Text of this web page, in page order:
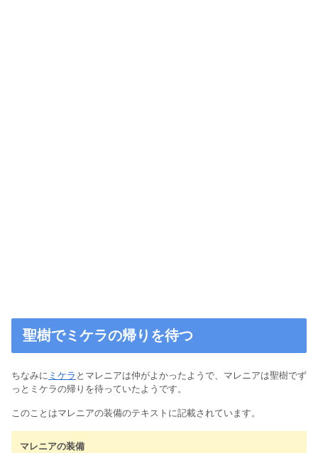
聖樹でミケラの帰りを待つ
ちなみに ミケラ とマレニアは仲がよかったようで、マレニアは聖樹でず
っとミケラの帰りを待っていたようです。
このことはマレニアの装備のテキストに記載されています。
マレニアの装備